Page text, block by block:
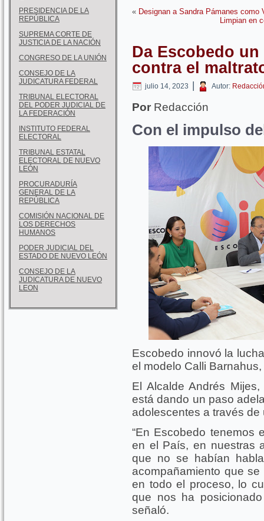
PRESIDENCIA DE LA
REPÚBLICA
SUPREMA CORTE DE
JUSTICIA DE LA NACIÓN
CONGRESO DE LA UNIÓN
CONSEJO DE LA
JUDICATURA FEDERAL
TRIBUNAL ELECTORAL
DEL PODER JUDICIAL DE
LA FEDERACIÓN
INSTITUTO FEDERAL
ELECTORAL
TRIBUNAL ESTATAL
ELECTORAL DE NUEVO
LEÓN
PROCURADURÍA
GENERAL DE LA
REPÚBLICA
COMISIÓN NACIONAL DE
LOS DERECHOS
HUMANOS
PODER JUDICIAL DEL
ESTADO DE NUEVO LEÓN
CONSEJO DE LA
JUDICATURA DE NUEVO
LEON
« Designan a Sandra Pámanes como
Limpian en
Da Escobedo
contra el
julio 14, 2023 | Autor:
Por Redacción
Con el impulso
Escobedo innovó la
el modelo Calli
El Alcalde Andrés
está dando un paso
adolescentes a través
“En Escobedo tenemos
en el País, en nuestras
que no se habían
acompañamiento que
en todo el proceso, lo
que nos ha
señaló.